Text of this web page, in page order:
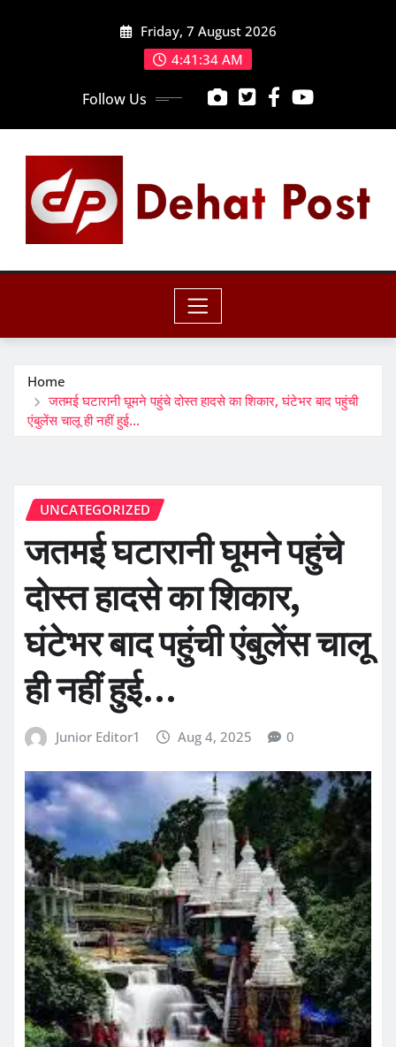
Friday, 7 August 2026
4:41:35 AM
Follow Us
Home
जतमई घटारानी घूमने पहुंचे दोस्त हादसे का शिकार, घंटेभर बाद पहुंची
एंबुलेंस चालू ही नहीं हुई…
UNCATEGORIZED
जतमई घटारानी घूमने पहुंचे
दोस्त हादसे का शिकार,
घंटेभर बाद पहुंची एंबुलेंस चालू
ही नहीं हुई…
Junior Editor1 Aug 4, 2025 0